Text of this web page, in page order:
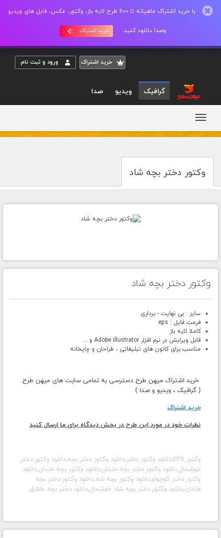
با خرید اشتراک ماهیانه تا 600 طرح لایه باز، وکتور، عکس، فایل های ویدیو
وصدا دانلود کنید. خرید اشتراک
خريد اشتراک ورود و ثبت نام
گرافیک ویدیو صدا
وکتور دختر بچه شاد
وکتور دختر بچه شاد
سایز : بی نهایت - برداری
فرمت فایل : eps
کاملا لایه باز
قابل ویرایش در نرم افزار Adobe illustrator و ...
مناسب برای کانون های تبلیغاتی ، طراحان و چاپخانه
خرید اشتراک میهن طرح دسترسی به تمامی سایت های میهن طرح
( گرافیک ، ویدیو و صدا )
خرید اشتراک
نظرات خود در مورد این طرح در بخش دیدگاه برای ما ارسال کنید
وکتور,EPS,دانلود وکتور دختر,دانلود وکتور دختر بچه,دانلود وکتور دختر
خوشحال,دانلود وکتور دختر بچه خندان,دانلود وکتور بچه خندان,دانلود
وکتور دختر کوچولو,دانلود وکتور بچه شاد,دانلود وکتور دختر بچه
خندان,دانلود وکتور دختر بچه شاد خوشحال,دانلود دختر بچه عاشق